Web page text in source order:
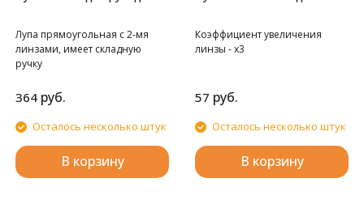
Лупа прямоугольная с 2-мя
линзами, имеет складную
ручку
364 руб.
Осталось несколько штук
В корзину
Коэффициент увеличения
линзы - х3
57 руб.
Осталось несколько штук
В корзину